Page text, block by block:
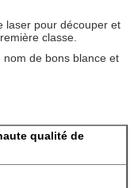
laser pour découper et
classe.
de bons blance et
qualité de